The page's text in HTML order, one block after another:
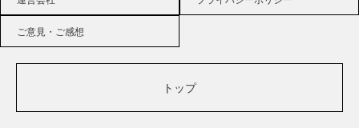
ご意見・ご感想
トップ